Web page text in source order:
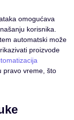
omogućava
korisnika.
automatski može
proizvode
pravo vreme, što